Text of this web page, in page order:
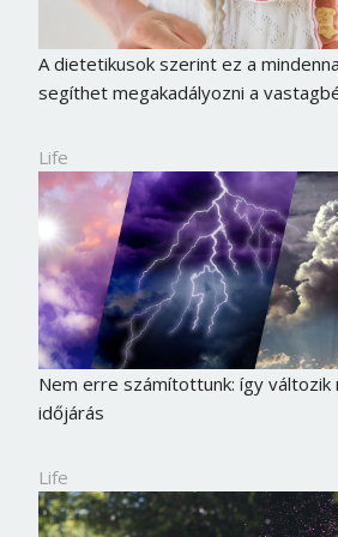
A dietetikusok szerint ez a
segíthet megakadályozni a
Life
Nem erre számítottunk: így változik
időjárás
Life
Jelszó